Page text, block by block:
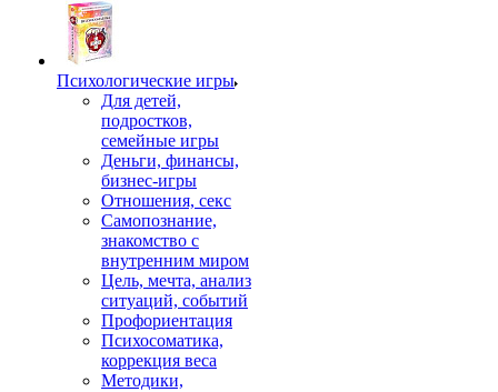
Психологические игры
Для детей,
подростков,
семейные игры
Деньги, финансы,
бизнес-игры
Отношения, секс
Самопознание,
знакомство с
внутренним миром
Цель, мечта, анализ
ситуаций, событий
Профориентация
Психосоматика,
коррекция веса
Методики,